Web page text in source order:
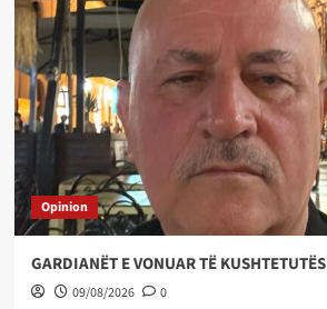
Opinion
GARDIANËT E VONUAR TË KUSHTETUTËS
09/08/2026 0